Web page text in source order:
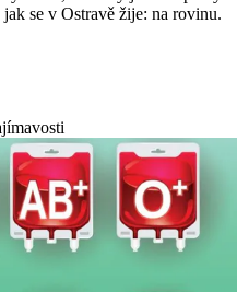
se v Ostravě žije: na rovinu.